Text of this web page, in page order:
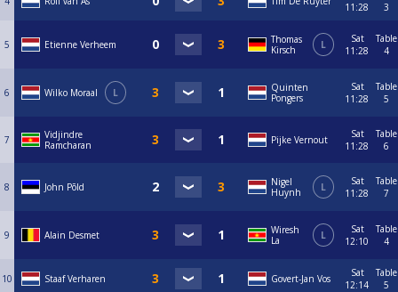
11:28
3
5 Etienne Verheem
Thomas
Kirsch
L
Sat
11:28
Table
4
6 Wilko Moraal L
Quinten
Pongers
Sat
11:28
Table
5
7
Vidjindre
Ramcharan
Pijke Vernout
Sat
11:28
Table
6
8 John Põld
Nigel
Huynh
L
Sat
11:28
Table
7
9 Alain Desmet
Wiresh
La
L
Sat
12:10
Table
4
10 Staaf Verharen Govert-Jan Vos
Sat
12:14
Table
5